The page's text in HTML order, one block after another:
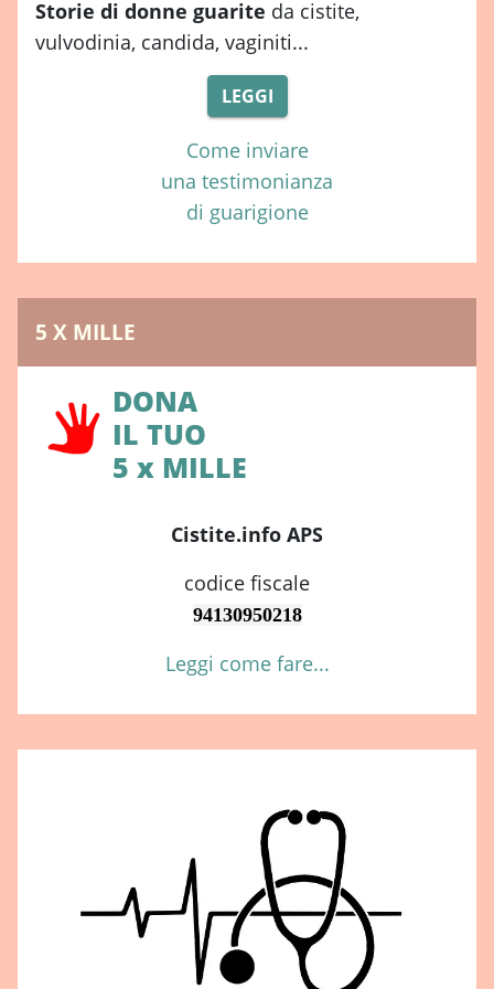
Storie di donne guarite da cistite,
vulvodinia, candida, vaginiti...
LEGGI
Come inviare
una testimonianza
di guarigione
5 X MILLE
DONA
IL TUO
5 x MILLE
Cistite.info APS
codice fiscale
94130950218
Leggi come fare...